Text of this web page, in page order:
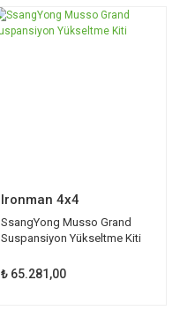
Ironman 4x4
SsangYong Musso Grand
Suspansiyon Yükseltme Kiti
₺ 65.281,00